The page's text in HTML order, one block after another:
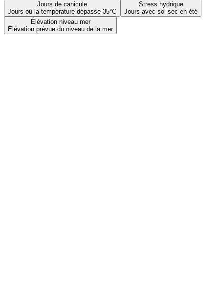
Jours de canicule
Jours où la température dépasse 35°C
Stress hydrique
Jours avec sol sec en été
Élévation niveau mer
Élévation prévue du niveau de la mer